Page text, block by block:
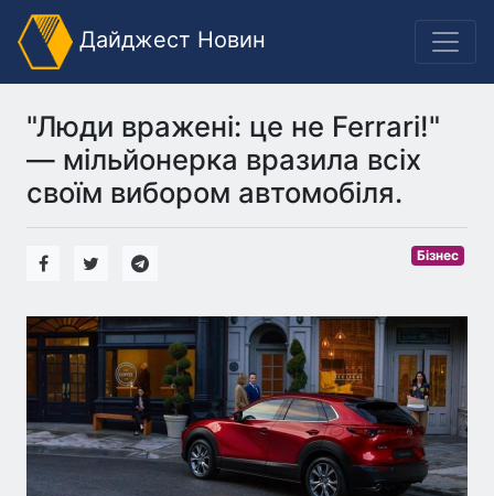
Дайджест Новин
"Люди вражені: це не Ferrari!"
— мільйонерка вразила всіх
своїм вибором автомобіля.
Бізнес